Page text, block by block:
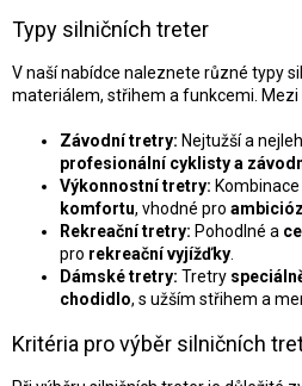
d
a
í
p
r
v
k
v
ý
Typy silničních treter
V naší nabídce naleznete různé typy
materiálem, střihem a funkcemi. Mezi
Závodní tretry: Nejtužší a
profesionální cyklisty a
Výkonnostní tretry: Kombinace
komfortu, vhodné pro
Rekreační tretry: Pohodlné a
pro rekreační vyjížďky
Dámské tretry: Tretry
chodidlo, s užším střihem a
Kritéria pro výběr silničních